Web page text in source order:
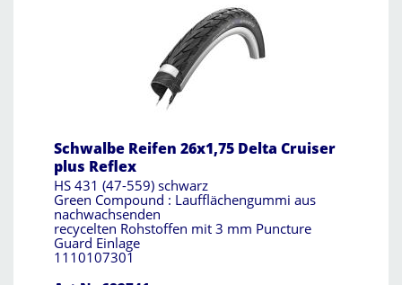
Schwalbe Reifen 26x1,75 Delta Cruiser
plus Reflex
HS 431 (47-559) schwarz
Green Compound : Laufflächengummi aus
nachwachsenden
recycelten Rohstoffen mit 3 mm Puncture
Guard Einlage
1110107301